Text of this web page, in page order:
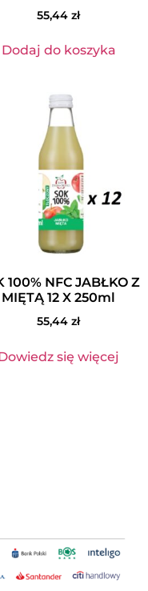
55,44 zł
Dodaj do koszyka
100% NFC JABŁKO Z
MIĘTĄ 12 X 250ml
55,44 zł
się więcej